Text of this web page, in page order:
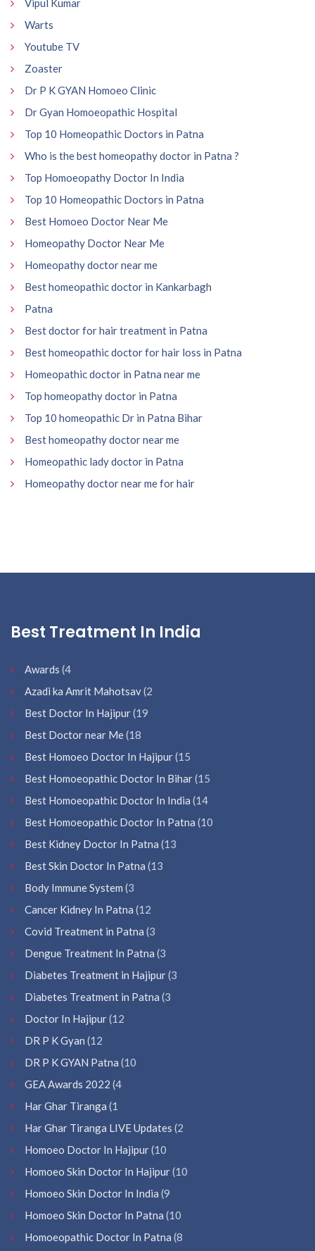
Vipul Kumar
Warts
Youtube TV
Zoaster
Dr P K GYAN Homoeo Clinic
Dr Gyan Homoeopathic Hospital
Top 10 Homeopathic Doctors in Patna
Who is the best homeopathy doctor in Patna ?
Top Homoeopathy Doctor In India
Top 10 Homeopathic Doctors in Patna
Best Homoeo Doctor Near Me
Homeopathy Doctor Near Me
Homeopathy doctor near me
Best homeopathic doctor in Kankarbagh
Patna
Best doctor for hair treatment in Patna
Best homeopathic doctor for hair loss in Patna
Homeopathic doctor in Patna near me
Top homeopathy doctor in Patna
Top 10 homeopathic Dr in Patna Bihar
Best homeopathy doctor near me
Homeopathic lady doctor in Patna
Homeopathy doctor near me for hair
Best Treatment In India
Awards (4
Azadi ka Amrit Mahotsav(2
Best Doctor In Hajipur(19
Best Doctor near Me(18
Best Homoeo Doctor In Hajipur(15
Best Homoeopathic Doctor In Bihar(15
Best Homoeopathic Doctor In India (14
Best Homoeopathic Doctor In Patna (10
Best Kidney Doctor In Patna (13
Best Skin Doctor In Patna (13
Body Immune System (3
Cancer Kidney In Patna (12
Covid Treatment in Patna (3
Dengue Treatment In Patna (3
Diabetes Treatment in Hajipur(3
Diabetes Treatment in Patna (3
Doctor In Hajipur(12
DR P K Gyan (12
DR P K GYAN Patna (10
GEA Awards 2022 (4
Har Ghar Tiranga (1
Har Ghar Tiranga LIVE Updates (2
Homoeo Doctor In Hajipur(10
Homoeo Skin Doctor In Hajipur(10
Homoeo Skin Doctor In India (9
Homoeo Skin Doctor In Patna (10
Homoeopathic Doctor In Patna (8